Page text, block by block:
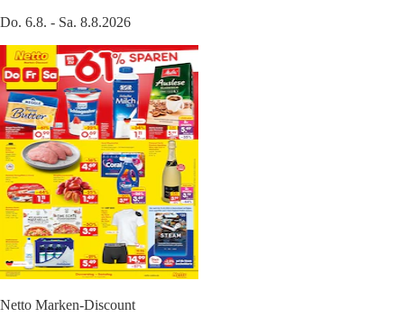
Do. 6.8. - Sa. 8.8.2026
Netto Marken-Discount